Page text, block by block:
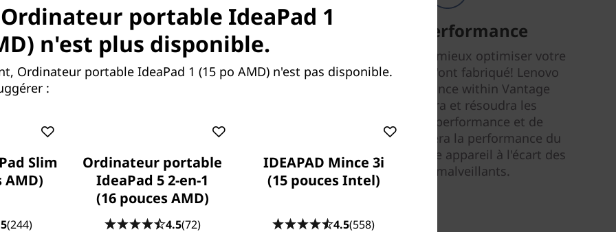
Parce que la vie ne fait pas
de cadeaux
Les ordinateurs portables tombent, le
n'aurez pas à vous inquiéter. Ce plan de
protection à coût fixe, à terme et en
option minimise le coût des réparations
inattendues. Mais peut-être plus
important encore, il vous rassure que
nous sommes là pour vous lorsque vous
Smart Performance
Personne ne peut mieux optimiser votre
PC que ceux qui l'ont fabriqué! Lenovo
Smart Performance within Vantage
diagnostiquera et résoudra les
problèmes de performance et de
sécurité, améliorera la performance du
PC et gardera votre appareil à l'écart des
logiciels malveillants.
portable IdeaPad 1
n'est plus disponible.
Ordinateur portable IdeaPad 1 (15 po AMD) n'est pas disponible.
:
Slim
AMD)
(244)
Ordinateur portable
IdeaPad 5 2-en-1
(16 pouces AMD)
4.5(72)
IDEAPAD Mince 3i
(15 pouces Intel)
4.5(558)